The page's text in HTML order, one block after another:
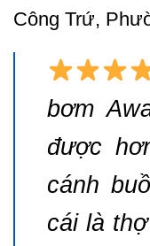
Công Trứ,
bơm
được
cánh
cái là